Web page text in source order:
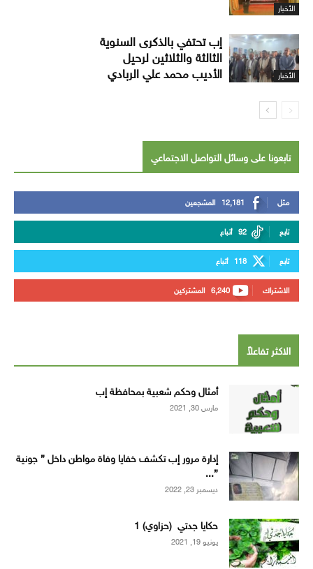
الأخبار
الأخبار
إب تحتفي بالذكرى السنوية
الثالثة والثلاثين لرحيل
الأديب محمد علي الربادي
تابعونا على وسائل التواصل الاجتماعي
12,181 المشجعين مثل
92 أتباع تابع
118 أتباع تابع
6,240 المشتركين الاشتراك
الاكثر تفاعلاً
أمثال وحكم شعبية بمحافظة إب
مارس 30, 2021
إدارة مرور إب تكشف خفايا وفاة مواطن داخل ” جونية
”...
ديسمبر 23, 2022
حكايا جدتي (حزاوي) 1
يونيو 19, 2021